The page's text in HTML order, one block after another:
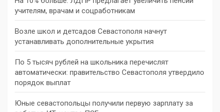
учителям, врачам и соцработникам
Возле школ и детсадов Севастополя начнут
устанавливать дополнительные укрытия
По 5 тысяч рублей на школьника перечислят
автоматически: правительство Севастополя утвердило
порядок выплат
Юные севастопольцы получили первую зарплату за